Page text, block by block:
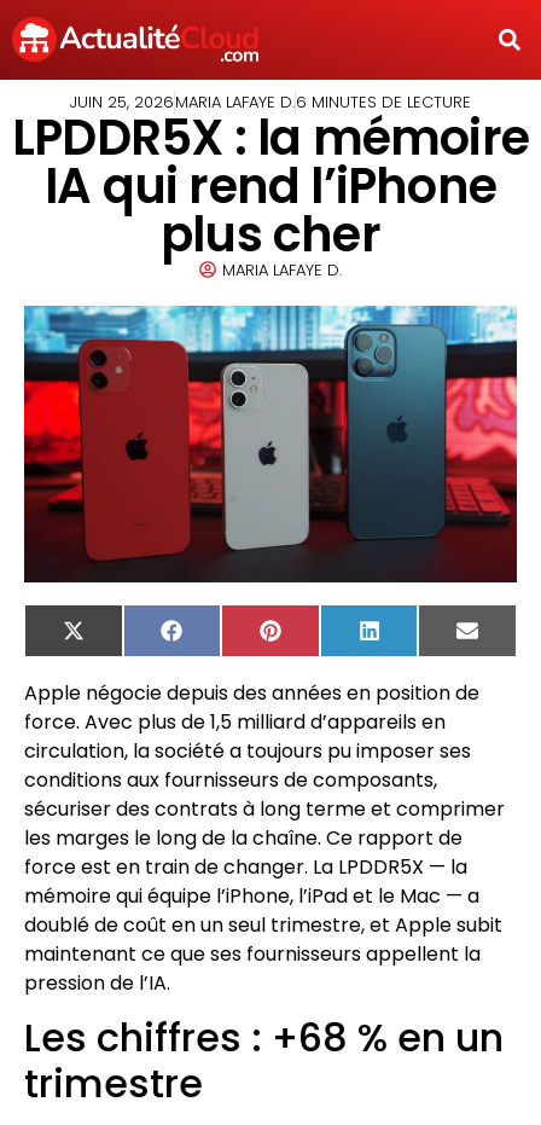
JUIN 25, 2026MARIA LAFAYE D.6 MINUTES DE LECTURE
LPDDR5X : la mémoire
IA qui rend l’iPhone
plus cher
MARIA LAFAYE D.
X
(Twitter)
FacebookPinterest LinkedIn
Email
Apple négocie depuis des années en position de
force. Avec plus de 1,5 milliard d’appareils en
circulation, la société a toujours pu imposer ses
conditions aux fournisseurs de composants,
sécuriser des contrats à long terme et comprimer
les marges le long de la chaîne. Ce rapport de
force est en train de changer. La LPDDR5X — la
mémoire qui équipe l’iPhone, l’iPad et le Mac — a
doublé de coût en un seul trimestre, et Apple subit
maintenant ce que ses fournisseurs appellent la
pression de l’IA.
Les chiffres : +68 % en un
trimestre